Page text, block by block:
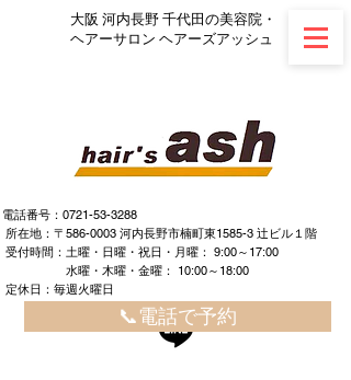
大阪 河内長野 千代田の美容院・
ヘアーサロン ヘアーズアッシュ
電話番号：0721-53-3288
所在地：〒586-0003 河内長野市楠町東1585-3 辻ビル１階
​ ​受付時間：土曜・日曜・祝日・月曜： 9:00～17:00
水曜・木曜・金曜： 10:00～18:00
定休日：毎週火曜日
📞電話で予約